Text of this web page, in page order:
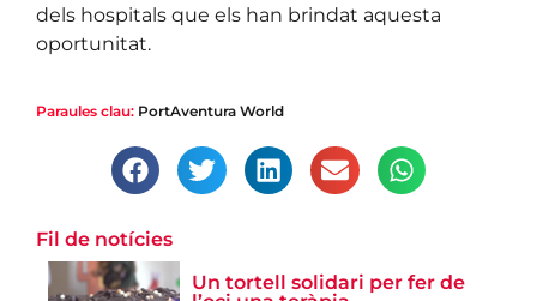
dels hospitals que els han brindat aquesta
oportunitat.
Paraules clau: PortAventura World
Fil de notícies
Un tortell solidari per fer de